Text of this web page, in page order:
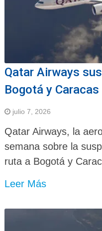
Qatar Airways
Bogotá y Caracas
julio 7, 2026
Qatar Airways, la
semana sobre la
ruta a Bogotá y
Leer Más